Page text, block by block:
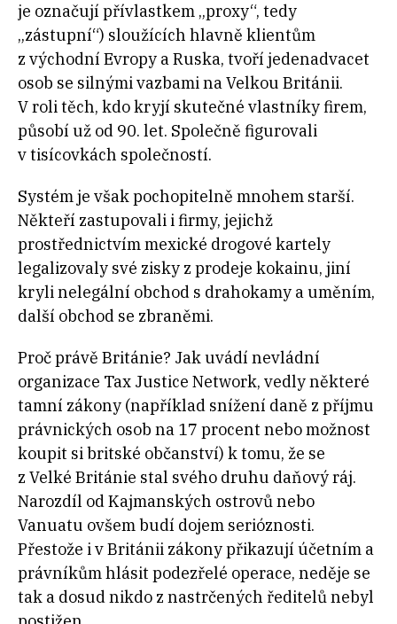
je označují přívlastkem „proxy“, tedy
„zástupní“) sloužících hlavně klientům
z východní Evropy a Ruska, tvoří jedenadvacet
osob se silnými vazbami na Velkou Británii.
V roli těch, kdo kryjí skutečné vlastníky firem,
působí už od 90. let. Společně figurovali
v tisícovkách společností.
Systém je však pochopitelně mnohem starší.
Někteří zastupovali i firmy, jejichž
prostřednictvím mexické drogové kartely
legalizovaly své zisky z prodeje kokainu, jiní
kryli nelegální obchod s drahokamy a uměním,
další obchod se zbraněmi.
Proč právě Británie? Jak uvádí nevládní
organizace Tax Justice Network, vedly některé
tamní zákony (například snížení daně z příjmu
právnických osob na 17 procent nebo možnost
koupit si britské občanství) k tomu, že se
z Velké Británie stal svého druhu daňový ráj.
Narozdíl od Kajmanských ostrovů nebo
Vanuatu ovšem budí dojem serióznosti.
Přestože i v Británii zákony přikazují účetním a
právníkům hlásit podezřelé operace, neděje se
tak a dosud nikdo z nastrčených ředitelů nebyl